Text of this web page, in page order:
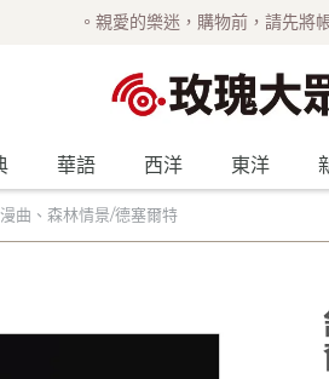
。親愛的樂迷，購物前，請先將
華語 西洋 東洋
曲、森林情景/德塞爾特